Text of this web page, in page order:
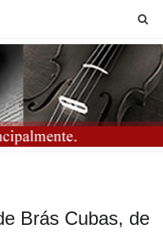
Brás Cubas, de